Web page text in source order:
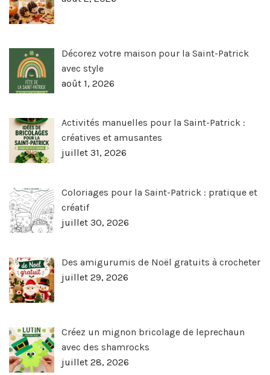
Décorez votre maison pour la Saint-Patrick
avec style
août 1, 2026
Activités manuelles pour la Saint-Patrick :
créatives et amusantes
juillet 31, 2026
Coloriages pour la Saint-Patrick : pratique et
créatif
juillet 30, 2026
Des amigurumis de Noël gratuits à crocheter
juillet 29, 2026
Créez un mignon bricolage de leprechaun
avec des shamrocks
juillet 28, 2026